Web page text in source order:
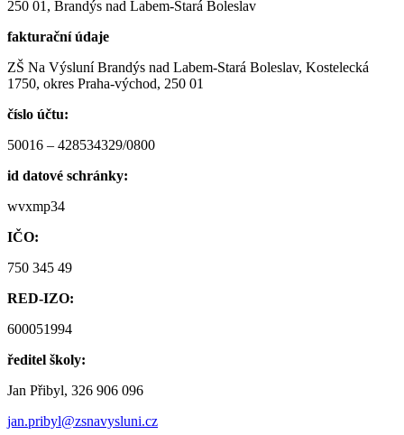
250 01, Brandýs nad Labem-Stará Boleslav
fakturační údaje
ZŠ Na Výsluní Brandýs nad Labem-Stará Boleslav, Kostelecká
1750, okres Praha-východ, 250 01
číslo účtu:
50016 – 428534329/0800
id datové schránky:
wvxmp34
IČO:
750 345 49
RED-IZO:
600051994
ředitel školy:
Jan Přibyl, 326 906 096
jan.pribyl@zsnavysluni.cz